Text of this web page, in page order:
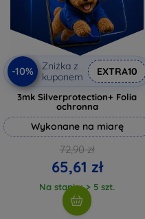
-10%
Zniżka z
kuponem
EXTRA10
3mk Silverprotection+ Folia
ochronna
Wykonane na miarę
72,90 zł
65,61 zł
Na stanie: > 5 szt.